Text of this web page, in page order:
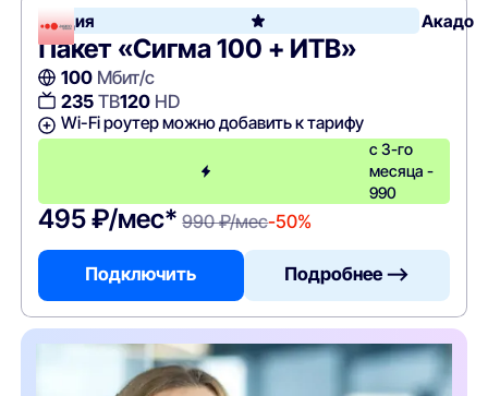
Акция Акадо
Пакет «Сигма 100 + ИТВ»
100Мбит/с
235ТВ120HD
Wi-Fi роутер можно добавить к тарифу
с 3-го
месяца -
990
495 ₽/мес* 990 ₽/мес-50%
Подключить Подробнее —>